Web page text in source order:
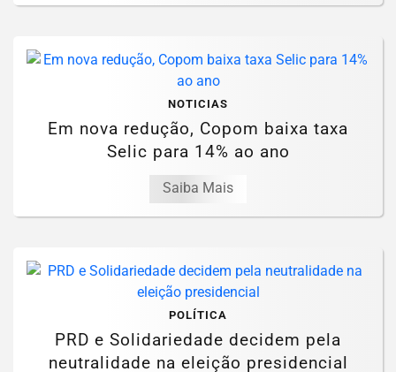
NOTICIAS
Em nova redução, Copom baixa taxa
Selic para 14% ao ano
Saiba Mais
POLÍTICA
PRD e Solidariedade decidem pela
neutralidade na eleição presidencial